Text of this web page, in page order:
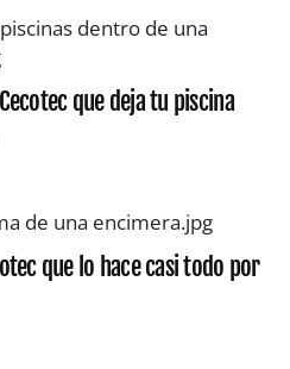
que deja tu piscina
que lo hace casi todo por